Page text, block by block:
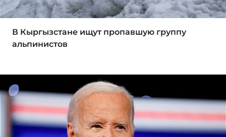
В Кыргызстане ищут пропавшую группу
альпинистов